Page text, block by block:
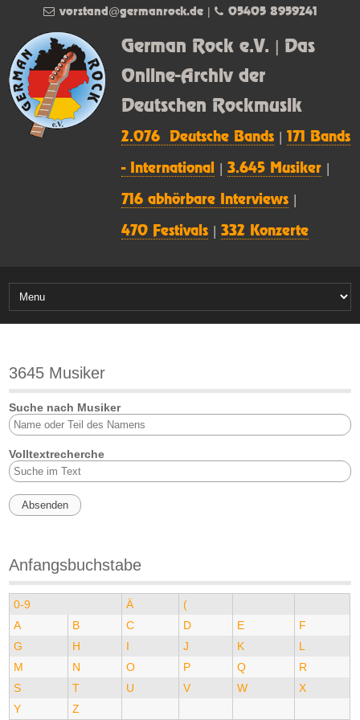
German Rock e.V. | Das
Online-Archiv der
Deutschen Rockmusik
2.076 Deutsche Bands |171 Bands
- International |3.645 Musiker
716 abhörbare Interviews
470 Festivals |332 Konzerte
vorstand@germanrock.de| 05405 8959241
3645 Musiker
Suche nach Musiker
Volltextrecherche
Anfangsbuchstabe
0-9 Ä
(
A
B C D E
F
G
H I J K
L
M
N O P Q
R
S
T U V W
X
Y
Z